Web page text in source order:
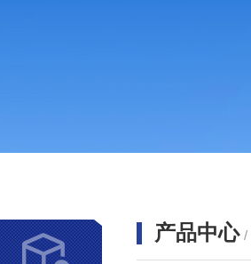
产品中心 /